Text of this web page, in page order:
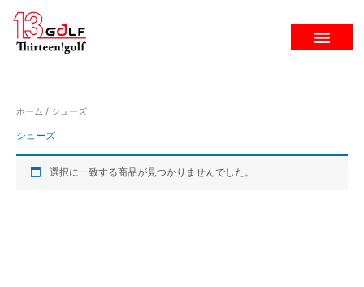
ホーム / シューズ
シューズ
選択に一致する商品が見つかりませんでした。